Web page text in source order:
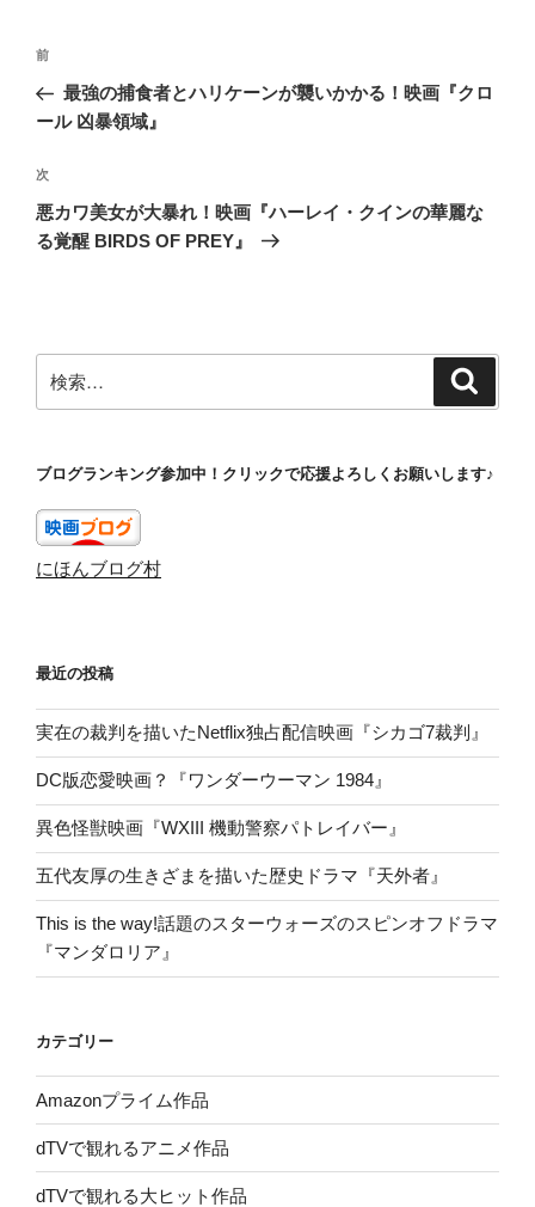
投
ナ
ゲ
ー
シ
前
の
前
最強の捕食者とハリケーンが襲いかかる！映画『クロ
ール 凶暴領域』
次
の
投
次
悪カワ美女が大暴れ！映画『ハーレイ・クインの華麗な
る覚醒 BIRDS OF PREY』
索:
ブログランキング参加中！クリックで応援よろしくお願いします♪
にほんブログ村
最近の投稿
実在の裁判を描いたNetflix独占配信映画『シカゴ7裁判』
DC版恋愛映画？『ワンダーウーマン 1984』
異色怪獣映画『WXIII 機動警察パトレイバー』
五代友厚の生きざまを描いた歴史ドラマ『天外者』
This is the way!話題のスターウォーズのスピンオフドラマ
『マンダロリア』
カテゴリー
Amazonプライム作品
dTVで観れるアニメ作品
dTVで観れる大ヒット作品